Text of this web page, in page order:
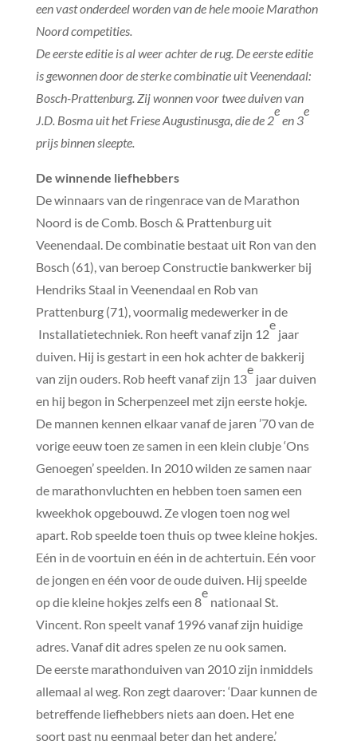
een vast onderdeel worden van de hele mooie Marathon
Noord competities.
De eerste editie is al weer achter de rug. De eerste editie
is gewonnen door de sterke combinatie uit Veenendaal:
Bosch-Prattenburg. Zij wonnen voor twee duiven van
J.D. Bosma uit het Friese Augustinusga, die de 2
e
en 3
e
prijs binnen sleepte.
De winnende liefhebbers
De winnaars van de ringenrace van de Marathon
Noord is de Comb. Bosch & Prattenburg uit
Veenendaal. De combinatie bestaat uit Ron van den
Bosch (61), van beroep Constructie bankwerker bij
Hendriks Staal in Veenendaal en Rob van
Prattenburg (71), voormalig medewerker in de
Installatietechniek. Ron heeft vanaf zijn 12
e
jaar
duiven. Hij is gestart in een hok achter de bakkerij
van zijn ouders. Rob heeft vanaf zijn 13
e
jaar duiven
en hij begon in Scherpenzeel met zijn eerste hokje.
De mannen kennen elkaar vanaf de jaren ’70 van de
vorige eeuw toen ze samen in een klein clubje ‘Ons
Genoegen’ speelden. In 2010 wilden ze samen naar
de marathonvluchten en hebben toen samen een
kweekhok opgebouwd. Ze vlogen toen nog wel
apart. Rob speelde toen thuis op twee kleine hokjes.
Eén in de voortuin en één in de achtertuin. Eén voor
de jongen en één voor de oude duiven. Hij speelde
op die kleine hokjes zelfs een 8
e
nationaal St.
Vincent. Ron speelt vanaf 1996 vanaf zijn huidige
adres. Vanaf dit adres spelen ze nu ook samen.
De eerste marathonduiven van 2010 zijn inmiddels
allemaal al weg. Ron zegt daarover: ‘Daar kunnen de
betreffende liefhebbers niets aan doen. Het ene
soort past nu eenmaal beter dan het andere.’